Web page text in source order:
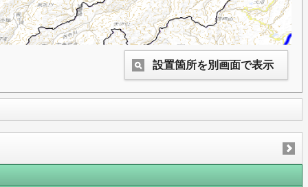
設置箇所を別画面で表示